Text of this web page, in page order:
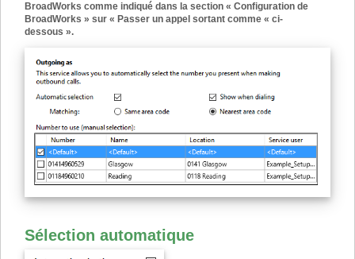
BroadWorks comme indiqué dans la section « Configuration de
BroadWorks » sur « Passer un appel sortant comme « ci-
dessous ».
Sélection automatique